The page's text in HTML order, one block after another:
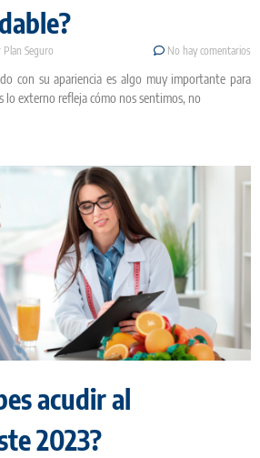
Plan Seguro No hay comentarios
con su apariencia es algo muy importante para
lo externo refleja cómo nos sentimos, no
acudir al
2023?